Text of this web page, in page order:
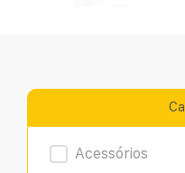
Product Archive
Acessórios